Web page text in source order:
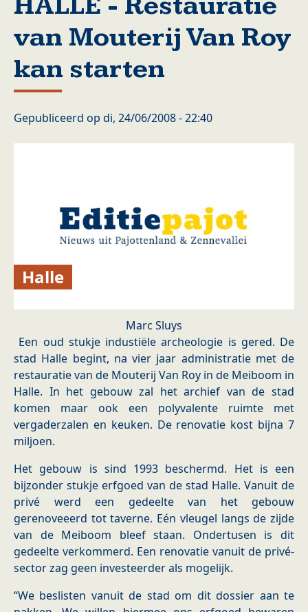
van Mouterij Van Roy
kan starten
Gepubliceerd op di, 24/06/2008 - 22:40
Halle
Marc Sluys
Een oud stukje industiële archeologie is gered. De
stad Halle begint, na vier jaar administratie met de
restauratie van de Mouterij Van Roy in de Meiboom in
Halle. In het gebouw zal het archief van de stad
komen maar ook een polyvalente ruimte met
vergaderzalen en keuken. De renovatie kost bijna 7
miljoen.
Het gebouw is sind 1993 beschermd. Het is een
bijzonder stukje erfgoed van de stad Halle. Vanuit de
privé werd een gedeelte van het gebouw
gerenoveeerd tot taverne. Eén vleugel langs de zijde
van de Meiboom bleef staan. Ondertusen is dit
gedeelte verkommerd. Een renovatie vanuit de privé-
sector zag geen investeerder als mogelijk.
“We beslisten vanuit de stad om dit dossier aan te